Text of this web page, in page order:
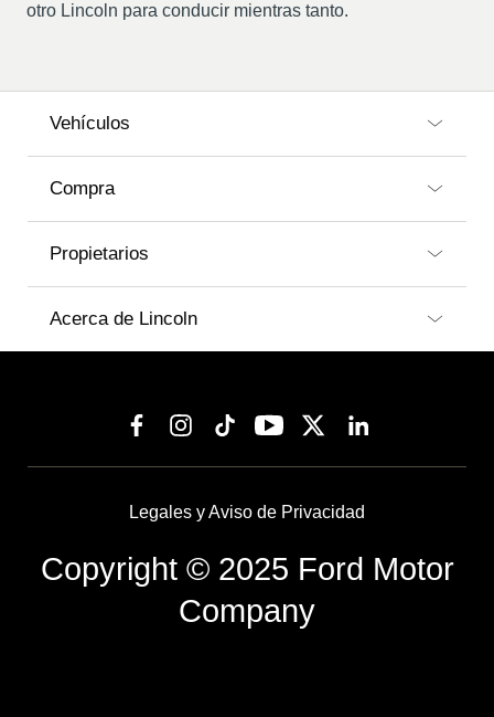
otro Lincoln para conducir mientras tanto.
Vehículos
Compra
Propietarios
Acerca de Lincoln
Legales y Aviso de Privacidad
Copyright © 2025 Ford Motor
Company